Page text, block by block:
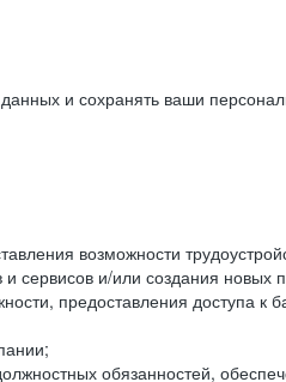
и сохранять ваши
возможности
и/или создания новых
предоставления доступа к
обязанностей,